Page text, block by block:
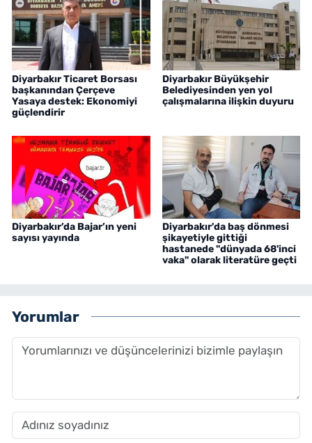
Diyarbakır Ticaret Borsası
başkanından Çerçeve
Yasaya destek: Ekonomiyi
güçlendirir
Diyarbakır Büyükşehir
Belediyesinden yen yol
çalışmalarına ilişkin duyuru
Diyarbakır’da Bajar’ın yeni
sayısı yayında
Diyarbakır'da baş dönmesi
şikayetiyle gittiği
hastanede "dünyada 68'inci
vaka" olarak literatüre geçti
Yorumlar